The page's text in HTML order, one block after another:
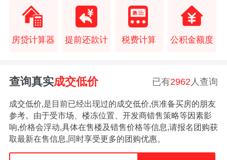
房贷计算器 提前还款计 税费计算 公积金额度
查询真实成交低价 已有2962 人查询
成交低价,是目前已经出现过的成交低价,供准备买房的朋友
参考。由于受市场、楼冻位置、开发商错售策略等因素影
响,价格会浮动,具体在售楼及错售价格等信息,请报名团购获
取最新在售信息,同时享受更多的团购优惠。